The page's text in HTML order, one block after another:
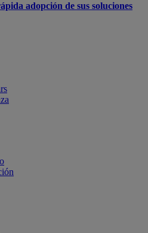
adopción de sus soluciones